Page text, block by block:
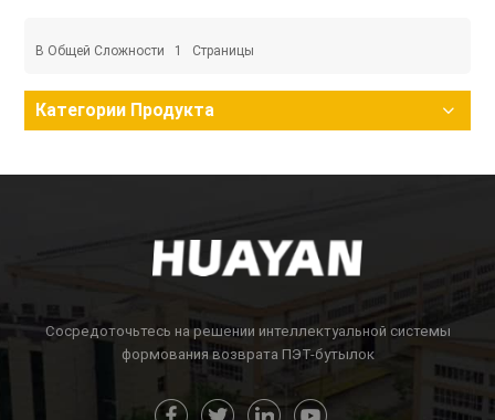
В Общей Сложности 1 Страницы
Категории Продукта
Сосредоточьтесь на решении интеллектуальной системы
формования возврата ПЭТ-бутылок